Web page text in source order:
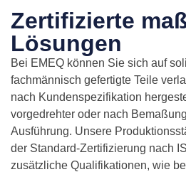
Zertifizierte
Lösungen
Bei EMEQ können Sie sich auf
fachmännisch gefertigte Teile
nach Kundenspezifikation
vorgedrehter oder nach
Ausführung. Unsere
der Standard-Zertifizierung nach
zusätzliche Qualifikationen, wie